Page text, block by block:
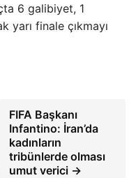
6 galibiyet, 1
yarı finale çıkmayı
FIFA Başkanı
Infantino: İran’da
kadınların
tribünlerde olması
umut verici →